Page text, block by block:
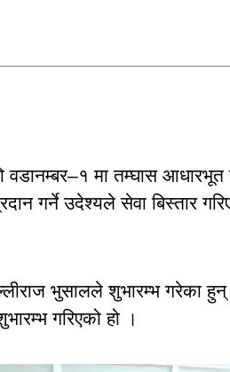
मा तम्घास आधारभूत
गर्ने उदेश्यले सेवा बिस्तार
भुसालले शुभारम्भ गरेका
गरिएको हो ।